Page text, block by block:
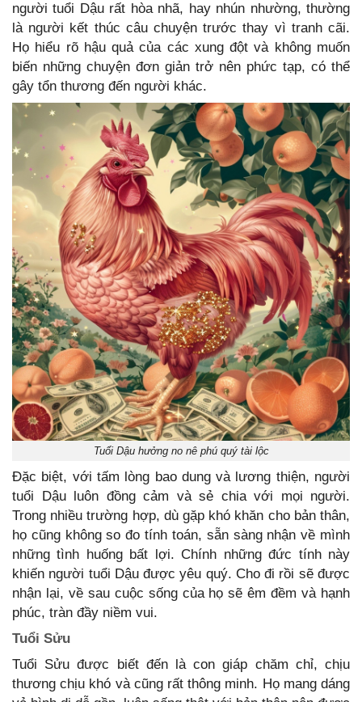
người tuổi Dậu rất hòa nhã, hay nhún nhường, thường
là người kết thúc câu chuyện trước thay vì tranh cãi.
Họ hiểu rõ hậu quả của các xung đột và không muốn
biến những chuyện đơn giản trở nên phức tạp, có thể
gây tổn thương đến người khác.
Tuổi Dậu hưởng no nê phú quý tài lộc
Đặc biệt, với tấm lòng bao dung và lương thiện, người
tuổi Dậu luôn đồng cảm và sẻ chia với mọi người.
Trong nhiều trường hợp, dù gặp khó khăn cho bản thân,
họ cũng không so đo tính toán, sẵn sàng nhận về mình
những tình huống bất lợi. Chính những đức tính này
khiến người tuổi Dậu được yêu quý. Cho đi rồi sẽ được
nhận lại, về sau cuộc sống của họ sẽ êm đềm và hạnh
phúc, tràn đầy niềm vui.
Tuổi Sửu
Tuổi Sửu được biết đến là con giáp chăm chỉ, chịu
thương chịu khó và cũng rất thông minh. Họ mang dáng